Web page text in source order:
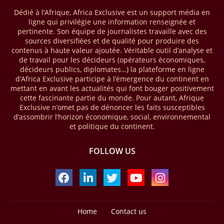
Selon le rapport publié par l’Association mondiale des opérateurs de
téléphonie mobile (GSMA), près de 1432 milliards USD ont transité
par les comptes de mobile money en Afrique au cours de l'année
2025, en hausse d'environ 27 % par rapport à 2024. Le rapport intitulé
« The State of the Industry Report on Mobile Money 2026 » précise
que le continent a capté environ 66 % de la valeur des transactions de
mobile money réalisées à l’échelle mondiale, qui s’est établie à 2091
milliards USD (+23 % par rapport à 2024). L’Afrique a également
enregistré environ 74 % du nombre de transactions de Mobile money
répertoriées l’an passé dans le monde, avec environ 92 milliards de
transactions (+16 % par rapport à 2024) sur un total de 125 milliards
AFRIQUE - ECONOMIE CREATIVE
intitulé « Africa Unleashed: Empowering Women in Creative Industries
», dresse un état des lieux saisissant de l'économie créative africaine
les contenus numériques, représente aujourd'hui environ 59 milliards
Dédié à l’Afrique, Africa Exclusive est un support média en
ligne qui privilégie une information renseignée et
pertinente. Son équipe de journalistes travaille avec des
sources diversifiées et de qualité pour produire des
contenus à haute valeur ajoutée. Véritable outil d’analyse et
de travail pour les décideurs (opérateurs économiques,
décideurs publics, diplomates…) la plateforme en ligne
d’Africa Exclusive participe à l’émergence du continent en
mettant en avant les actualités qui font bouger positivement
cette fascinante partie du monde. Pour autant, Afrique
Exclusive n’omet pas de dénoncer les faits susceptibles
d’assombrir l’horizon économique, social, environnemental
et politique du continent.
FOLLOW US
Home Contact us